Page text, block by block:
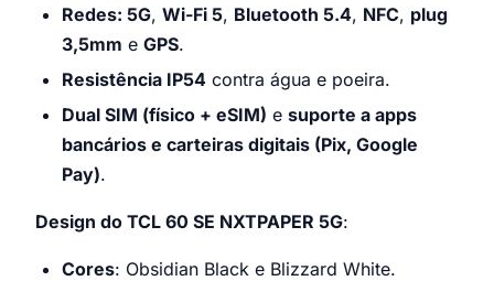
Redes: 5G, Wi-Fi 5, Bluetooth 5.4, NFC, plug
3,5mm e GPS.
Resistência IP54 contra água e poeira.
Dual SIM (físico + eSIM) e suporte a apps
bancários e carteiras digitais (Pix, Google
Pay).
Design do TCL 60 SE NXTPAPER 5G:
Cores: Obsidian Black e Blizzard White.